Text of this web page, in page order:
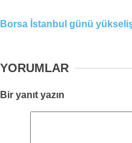
Borsa İstanbul günü
YORUMLAR
Bir yanıt yazın